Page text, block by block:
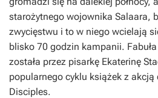
starożytnego wojownika Salaara,
zwycięstwu i to w niego wcielają
blisko 70 godzin kampanii.
została przez pisarkę Ekaterinę
popularnego cyklu książek z
Disciples.